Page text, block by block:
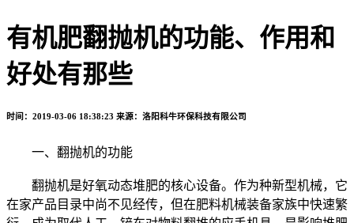
有机肥翻抛机的功能、作用和
好处有那些
时间：2019-03-06 18:38:23 来源：洛阳科牛环保科技有限公司
一、翻抛机的功能
翻抛机是好氧动态堆肥的核心设备。作为种新型机械，它
在家产品目录中尚不见经传，但在肥料机械装备家族中快速繁